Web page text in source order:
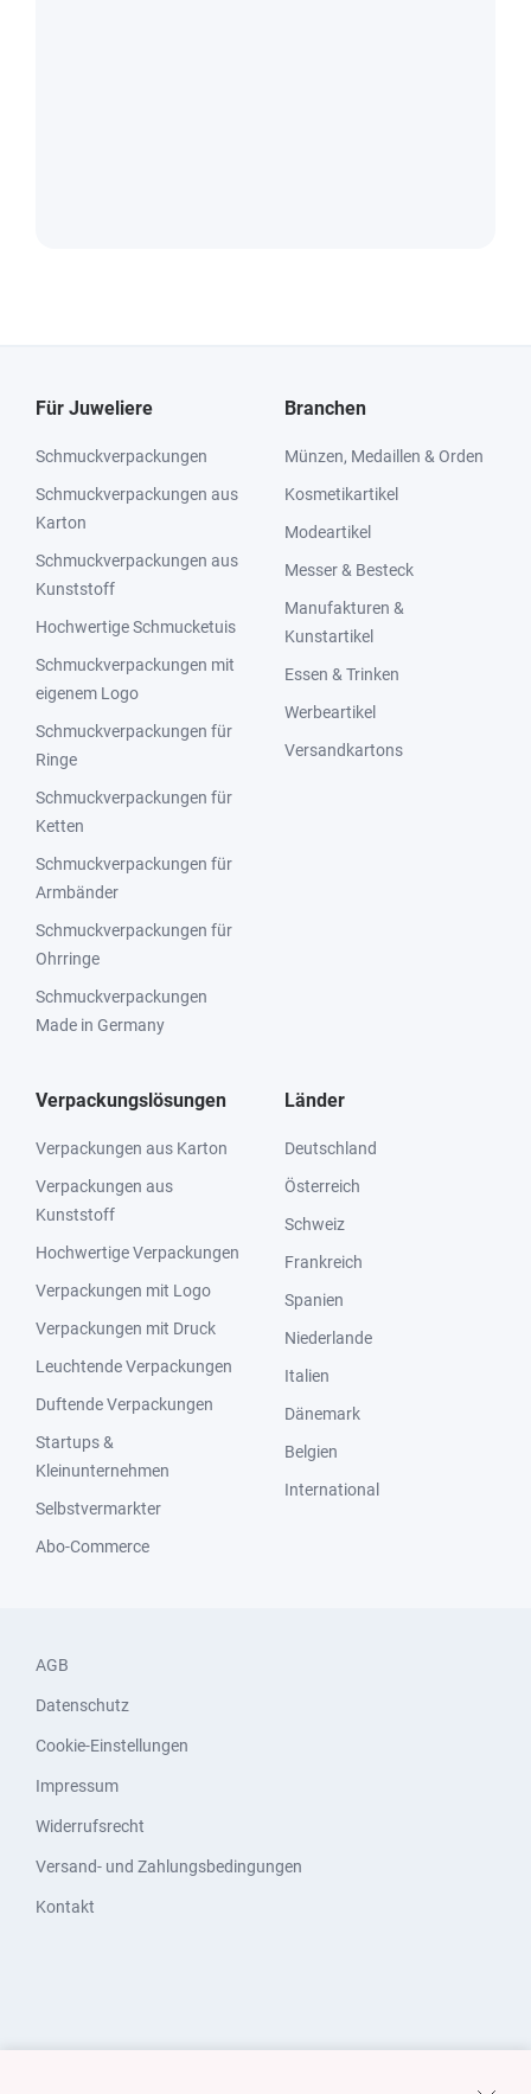
Für Juweliere
Schmuckverpackungen
Schmuckverpackungen aus
Karton
Schmuckverpackungen aus
Kunststoff
Hochwertige Schmucketuis
Schmuckverpackungen mit
eigenem Logo
Schmuckverpackungen für
Ringe
Schmuckverpackungen für
Ketten
Schmuckverpackungen für
Armbänder
Schmuckverpackungen für
Ohrringe
Schmuckverpackungen
Made in Germany
Branchen
Münzen, Medaillen & Orden
Kosmetikartikel
Modeartikel
Messer & Besteck
Manufakturen &
Kunstartikel
Essen & Trinken
Werbeartikel
Versandkartons
Verpackungslösungen
Verpackungen aus Karton
Verpackungen aus
Kunststoff
Hochwertige Verpackungen
Verpackungen mit Logo
Verpackungen mit Druck
Leuchtende Verpackungen
Duftende Verpackungen
Startups &
Kleinunternehmen
Selbstvermarkter
Abo-Commerce
Länder
Deutschland
Österreich
Schweiz
Frankreich
Spanien
Niederlande
Italien
Dänemark
Belgien
International
AGB
Datenschutz
Cookie-Einstellungen
Impressum
Widerrufsrecht
Versand- und Zahlungsbedingungen
Kontakt